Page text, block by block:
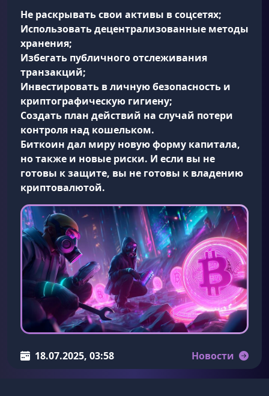
Не раскрывать свои активы в соцсетях;
Использовать децентрализованные методы
хранения;
Избегать публичного отслеживания
транзакций;
Инвестировать в личную безопасность и
криптографическую гигиену;
Создать план действий на случай потери
контроля над кошельком.
Биткоин дал миру новую форму капитала,
но также и новые риски. И если вы не
готовы к защите, вы не готовы к владению
криптовалютой.
18.07.2025, 03:58 Новости